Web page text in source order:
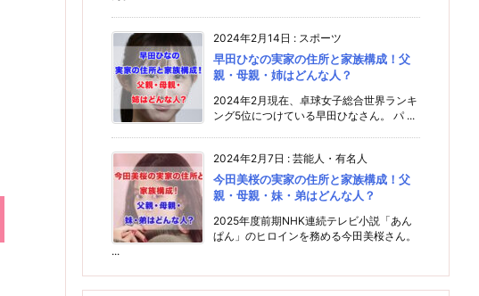
2024年2月14日 : スポーツ
早田ひなの実家の住所と家族構成！父
親・母親・姉はどんな人？
2024年2月現在、卓球女子総合世界ランキ
ング5位につけている早田ひなさん。 パ ...
2024年2月7日 : 芸能人・有名人
今田美桜の実家の住所と家族構成！父
親・母親・妹・弟はどんな人？
2025年度前期NHK連続テレビ小説「あん
ぱん」のヒロインを務める今田美桜さん。
...